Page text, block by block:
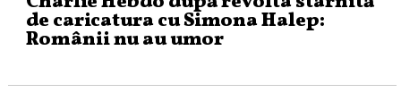
de caricatura cu Simona Halep:
Românii nu au umor